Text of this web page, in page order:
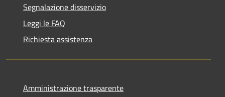
Segnalazione disservizio
Leggi le FAQ
Richiesta assistenza
Amministrazione trasparente